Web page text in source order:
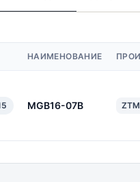
НАИМЕНОВАНИЕ
MGB16-07B